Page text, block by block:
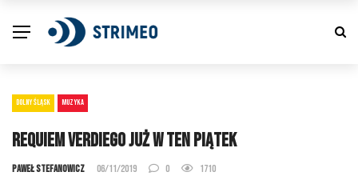
DOLNY ŚLĄSK MUZYKA
Requiem Verdiego już w ten piątek
Paweł Stefanowicz 06/11/2019 0 1710